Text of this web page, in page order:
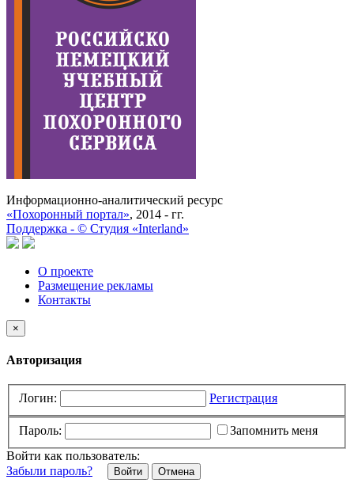
Информационно-аналитический ресурс
«Похоронный портал», 2014 - гг.
Поддержка - © Cтудия «Interland»
О проекте
Размещение рекламы
Контакты
×
Авторизация
Логин: Регистрация
Пароль:
Запомнить меня
Войти как пользователь:
Забыли пароль?
Отмена